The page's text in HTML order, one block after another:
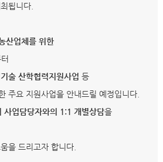
됩니다.
산업체를 위한
술 산학협력지원사업 등
주요 지원사업을 안내드릴 예정입니다.
사업담당자와의 1:1 개별상담을
을 드리고자 합니다.